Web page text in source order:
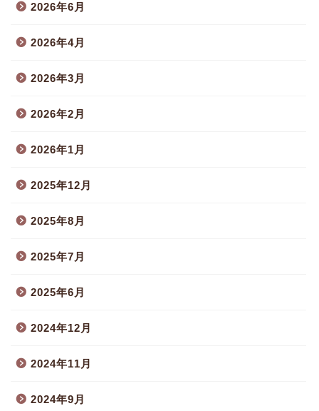
2026年6月
2026年4月
2026年3月
2026年2月
2026年1月
2025年12月
2025年8月
2025年7月
2025年6月
2024年12月
2024年11月
2024年9月